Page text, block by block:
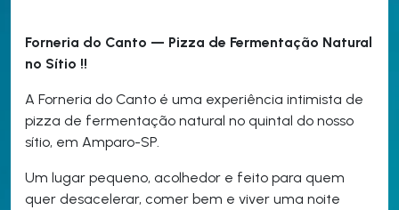
Forneria do Canto — Pizza de Fermentação Natural
no Sítio !!
A Forneria do Canto é uma experiência intimista de
pizza de fermentação natural no quintal do nosso
sítio, em Amparo-SP.
Um lugar pequeno, acolhedor e feito para quem
quer desacelerar, comer bem e viver uma noite